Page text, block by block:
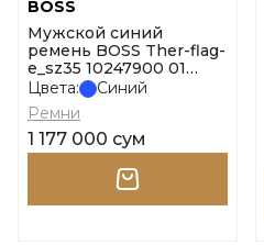
BOSS
Мужской синий
ремень BOSS Ther-flag-
e_sz35 10247900 01
размер 85
Цвета:
Синий
Ремни
1 177 000 сум